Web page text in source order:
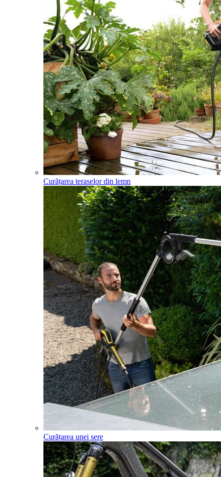
Curățarea teraselor din lemn
Curățarea unei sere